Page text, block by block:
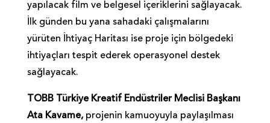
yapılacak film ve belgesel içeriklerini sağlayacak.
İlk günden bu yana sahadaki çalışmalarını
yürüten İhtiyaç Haritası ise proje için bölgedeki
ihtiyaçları tespit ederek operasyonel destek
sağlayacak.
TOBB Türkiye Kreatif Endüstriler Meclisi Başkanı
Ata Kavame, projenin kamuoyuyla paylaşılması